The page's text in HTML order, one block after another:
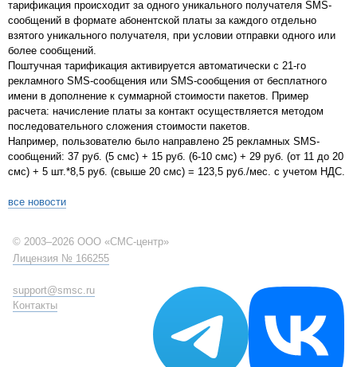
тарификация происходит за одного уникального получателя SMS-
сообщений в формате абонентской платы за каждого отдельно
взятого уникального получателя, при условии отправки одного или
более сообщений.
Поштучная тарификация активируется автоматически с 21-го
рекламного SMS-сообщения или SMS-сообщения от бесплатного
имени в дополнение к суммарной стоимости пакетов. Пример
расчета: начисление платы за контакт осуществляется методом
последовательного сложения стоимости пакетов.
Например, пользователю было направлено 25 рекламных SMS-
сообщений: 37 руб. (5 смс) + 15 руб. (6-10 смс) + 29 руб. (от 11 до 20
смс) + 5 шт.*8,5 руб. (свыше 20 смс) = 123,5 руб./мес. с учетом НДС.
все новости
© 2003–2026 ООО «СМС-центр»
Лицензия № 166255
support@smsc.ru
Контакты